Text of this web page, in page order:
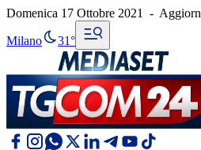
Domenica 17 Ottobre 2021 -
Milano 31°